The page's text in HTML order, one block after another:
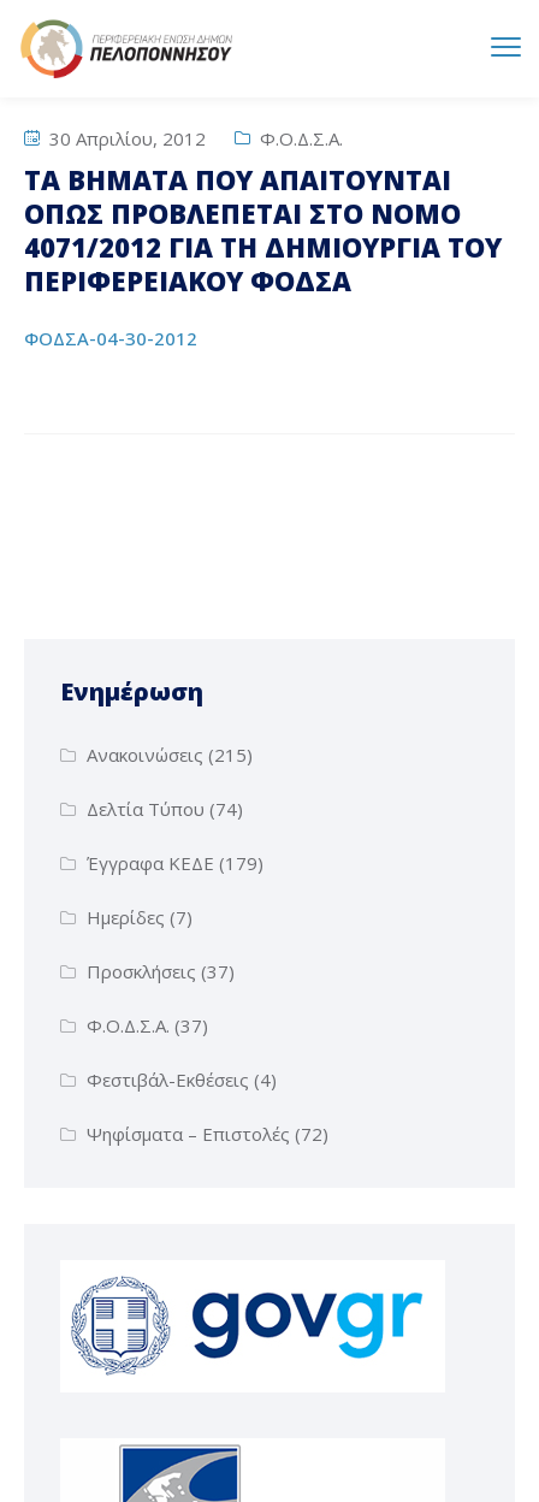
30 Απριλίου, 2012 Φ.Ο.Δ.Σ.Α.
ΤΑ ΒΗΜΑΤΑ ΠΟΥ ΑΠΑΙΤΟΥΝΤΑΙ
ΟΠΩΣ ΠΡΟΒΛΕΠΕΤΑΙ ΣΤΟ ΝΟΜΟ
4071/2012 ΓΙΑ ΤΗ ΔΗΜΙΟΥΡΓΙΑ ΤΟΥ
ΠΕΡΙΦΕΡΕΙΑΚΟΥ ΦΟΔΣΑ
ΦΟΔΣΑ-04-30-2012
Ενημέρωση
Ανακοινώσεις (215)
Δελτία Τύπου (74)
Έγγραφα ΚΕΔΕ (179)
Ημερίδες (7)
Προσκλήσεις (37)
Φ.Ο.Δ.Σ.Α. (37)
Φεστιβάλ-Εκθέσεις (4)
Ψηφίσματα – Επιστολές (72)